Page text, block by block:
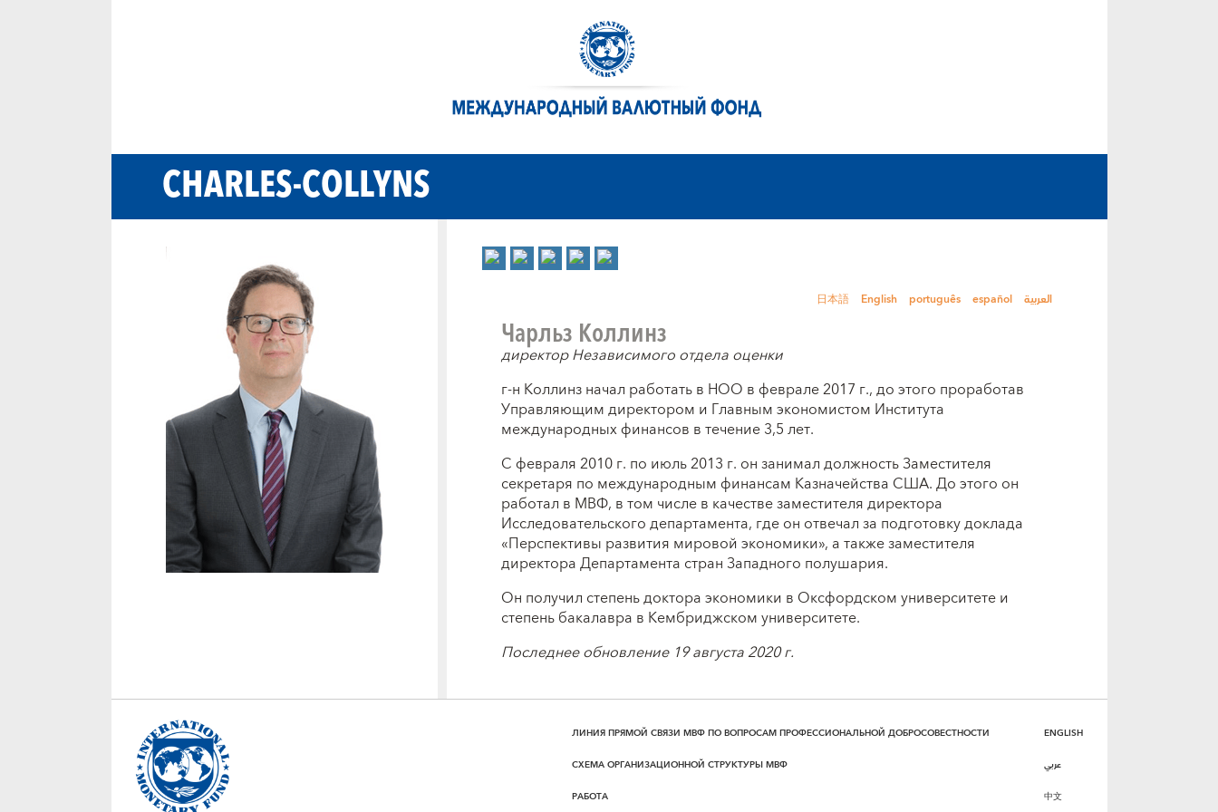
CHARLES-COLLYNS
日本語 English português español العربية
Чарльз Коллинз
директор Независимого отдела оценки
г-н Коллинз начал работать в НОО в феврале 2017 г., до этого проработав
Управляющим директором и Главным экономистом Института
международных финансов в течение 3,5 лет.
С февраля 2010 г. по июль 2013 г. он занимал должность Заместителя
секретаря по международным финансам Казначейства США. До этого он
работал в МВФ, в том числе в качестве заместителя директора
Исследовательского департамента, где он отвечал за подготовку доклада
«Перспективы развития мировой экономики», а также заместителя
директора Департамента стран Западного полушария.
Он получил степень доктора экономики в Оксфордском университете и
степень бакалавра в Кембриджском университете.
Последнее обновление 19 августа 2020 г.
ЛИНИЯ ПРЯМОЙ СВЯЗИ МВФ ПО ВОПРОСАМ ПРОФЕССИОНАЛЬНОЙ ДОБРОСОВЕСТНОСТИ
СХЕМА ОРГАНИЗАЦИОННОЙ СТРУКТУРЫ МВФ
РАБОТА
ENGLISH
عربي
中文